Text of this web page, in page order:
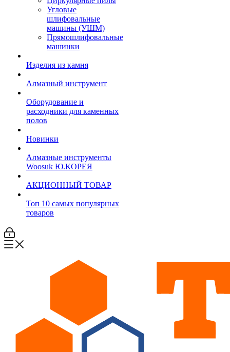
Угловые
шлифовальные
машины (УШМ)
Прямошлифовальные
машинки
Изделия из камня
Алмазный инструмент
Оборудование и
расходники для каменных
полов
Новинки
Алмазные инструменты
Woosuk Ю.КОРЕЯ
АКЦИОННЫЙ ТОВАР
Топ 10 самых популярных
товаров